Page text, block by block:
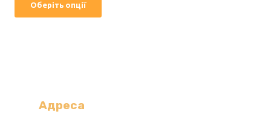
Оберіть опції
товар
Адреса